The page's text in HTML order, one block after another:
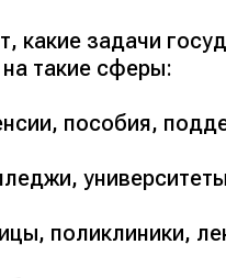
задачи
такие сферы:
пособия,
поликлиники,